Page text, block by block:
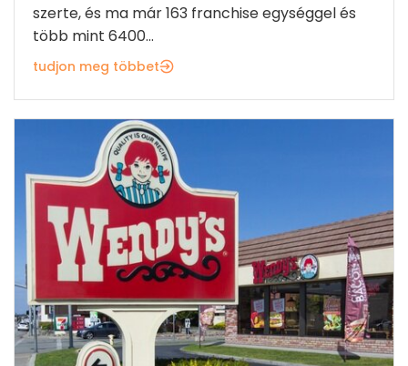
szerte, és ma már 163 franchise egységgel és
több mint 6400...
tudjon meg többet